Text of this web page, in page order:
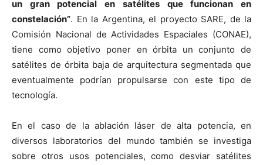
un gran potencial en satélites que funcionan en
constelación”. En la Argentina, el proyecto SARE, de la
Comisión Nacional de Actividades Espaciales (CONAE),
tiene como objetivo poner en órbita un conjunto de
satélites de órbita baja de arquitectura segmentada que
eventualmente podrían propulsarse con este tipo de
tecnología.
En el caso de la ablación láser de alta potencia, en
diversos laboratorios del mundo también se investiga
sobre otros usos potenciales, como desviar satélites